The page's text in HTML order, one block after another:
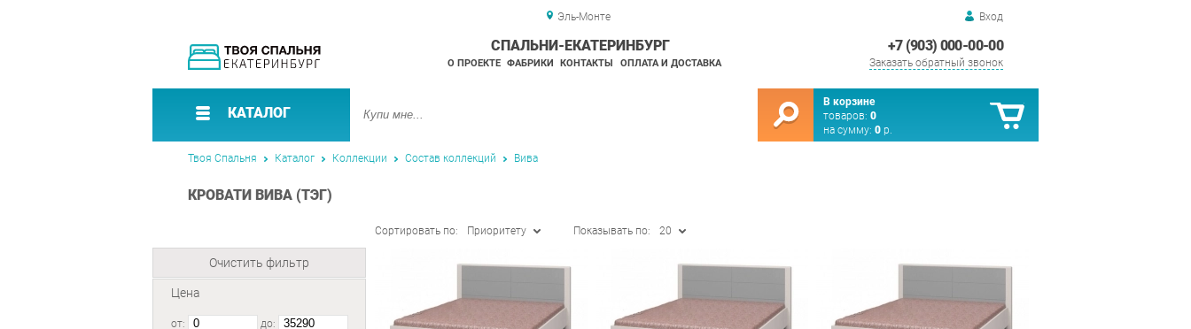
Эль-Монте Вход
+7 (903) 000-00-00
Заказать обратный звонок
СПАЛЬНИ-ЕКАТЕРИНБУРГ
О ПРОЕКТЕ ФАБРИКИ КОНТАКТЫ ОПЛАТА И ДОСТАВКА
КАТАЛОГ
В корзине
товаров: 0
на сумму: 0 р.
Твоя Спальня Каталог Коллекции Состав коллекций Вива
КРОВАТИ ВИВА (ТЭГ)
Очистить фильтр
Цена
от: до:
Сортировать по: Приоритету Показывать по: 20